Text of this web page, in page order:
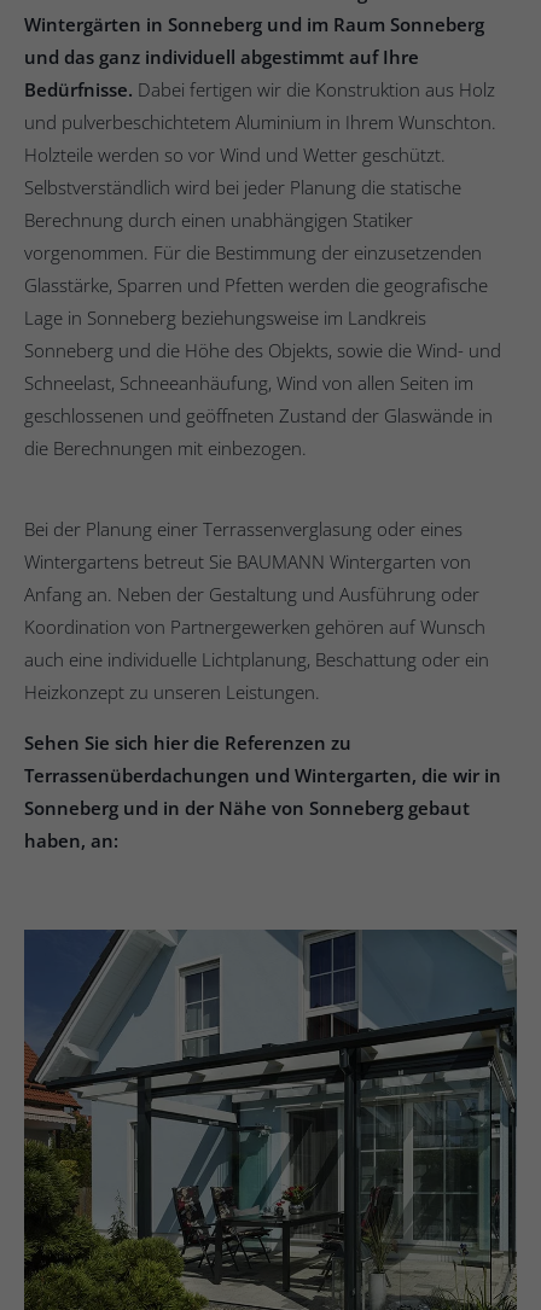
Wintergärten in Sonneberg und im Raum Sonneberg
und das ganz individuell abgestimmt auf Ihre
Bedürfnisse. Dabei fertigen wir die Konstruktion aus Holz
und pulverbeschichtetem Aluminium in Ihrem Wunschton.
Holzteile werden so vor Wind und Wetter geschützt.
Selbstverständlich wird bei jeder Planung die statische
Berechnung durch einen unabhängigen Statiker
vorgenommen. Für die Bestimmung der einzusetzenden
Glasstärke, Sparren und Pfetten werden die geografische
Lage in Sonneberg beziehungsweise im Landkreis
Sonneberg und die Höhe des Objekts, sowie die Wind- und
Schneelast, Schneeanhäufung, Wind von allen Seiten im
geschlossenen und geöffneten Zustand der Glaswände in
die Berechnungen mit einbezogen.
Bei der Planung einer Terrassenverglasung oder eines
Wintergartens betreut Sie BAUMANN Wintergarten von
Anfang an. Neben der Gestaltung und Ausführung oder
Koordination von Partnergewerken gehören auf Wunsch
auch eine individuelle Lichtplanung, Beschattung oder ein
Heizkonzept zu unseren Leistungen.
Sehen Sie sich hier die Referenzen zu
Terrassenüberdachungen und Wintergarten, die wir in
Sonneberg und in der Nähe von Sonneberg gebaut
haben, an: